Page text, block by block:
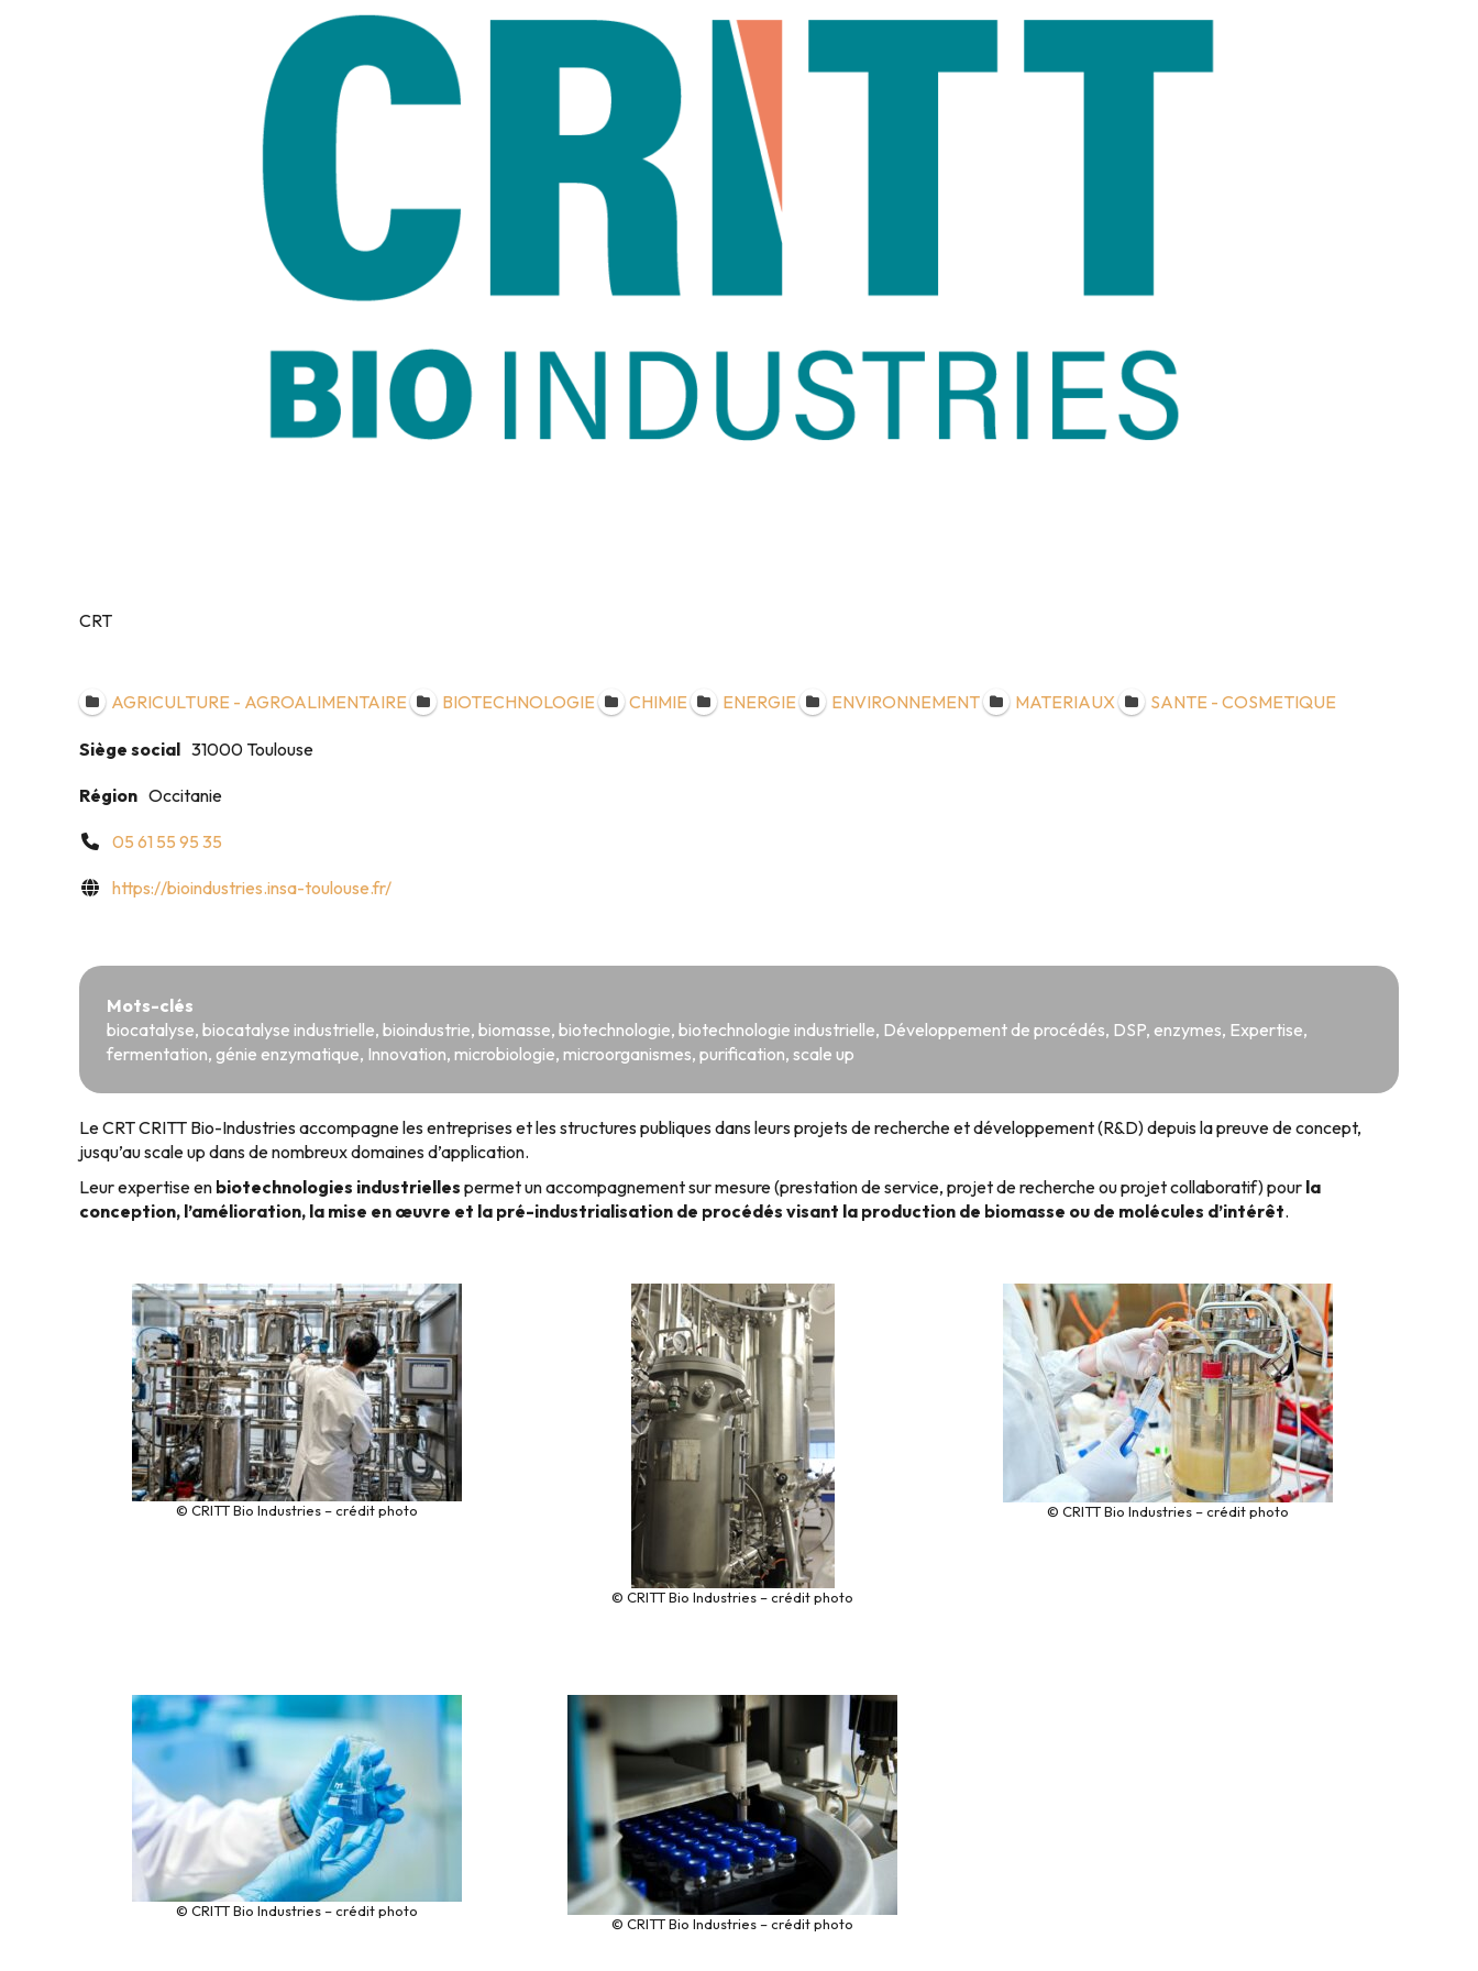
CRT
AGRICULTURE - AGROALIMENTAIRE BIOTECHNOLOGIE CHIMIE ENERGIE ENVIRONNEMENT MATERIAUX SANTE - COSMETIQUE
Siège social 31000 Toulouse
Région Occitanie
05 61 55 95 35
https://bioindustries.insa-toulouse.fr/
Mots-clés
biocatalyse, biocatalyse industrielle, bioindustrie, biomasse, biotechnologie, biotechnologie industrielle, Développement de procédés, DSP, enzymes, Expertise,
fermentation, génie enzymatique, Innovation, microbiologie, microorganismes, purification, scale up
Le CRT CRITT Bio-Industries accompagne les entreprises et les structures publiques dans leurs projets de recherche et développement (R&D) depuis la preuve de concept,
jusqu’au scale up dans de nombreux domaines d’application.
Leur expertise en biotechnologies industrielles permet un accompagnement sur mesure (prestation de service, projet de recherche ou projet collaboratif) pour la
conception, l’amélioration, la mise en œuvre et la pré-industrialisation de procédés visant la production de biomasse ou de molécules d’intérêt.
© CRITT Bio Industries – crédit photo
© CRITT Bio Industries – crédit photo
© CRITT Bio Industries – crédit photo
© CRITT Bio Industries – crédit photo
© CRITT Bio Industries – crédit photo